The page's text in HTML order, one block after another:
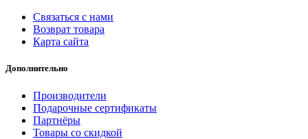
Связаться с нами
Возврат товара
Карта сайта
Дополнительно
Производители
Подарочные сертификаты
Партнёры
Товары со скидкой